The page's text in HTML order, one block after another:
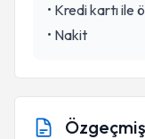
• Kredi kartı ile
• Nakit
Özgeçmiş